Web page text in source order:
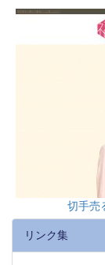
切手売
リンク集